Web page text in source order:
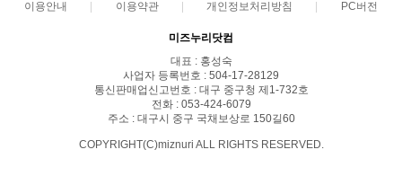
이용안내 이용약관 개인정보처리방침 PC버전
미즈누리닷컴
대표 : 홍성숙
사업자 등록번호 : 504-17-28129
통신판매업신고번호 : 대구 중구청 제1-732호
전화 : 053-424-6079
주소 : 대구시 중구 국채보상로 150길60
COPYRIGHT(C)miznuri ALL RIGHTS RESERVED.